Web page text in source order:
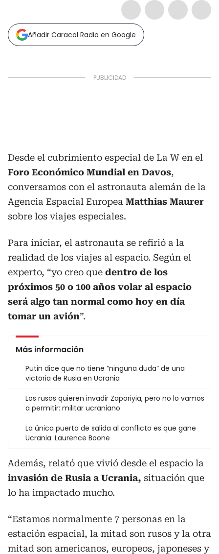
Añadir Caracol Radio en Google
Desde el cubrimiento especial de La W en el
Foro Económico Mundial en Davos,
conversamos con el astronauta alemán de la
Agencia Espacial Europea Matthias Maurer
sobre los viajes especiales.
Para iniciar, el astronauta se refirió a la
realidad de los viajes al espacio. Según el
experto, “yo creo que dentro de los
próximos 50 o 100 años volar al espacio
será algo tan normal como hoy en día
tomar un avión”.
Más información
Putin dice que no tiene “ninguna duda” de una
victoria de Rusia en Ucrania
Los rusos quieren invadir Zaporiyia, pero no lo vamos
a permitir: militar ucraniano
La única puerta de salida al conflicto es que gane
Ucrania: Laurence Boone
Además, relató que vivió desde el espacio la
invasión de Rusia a Ucrania, situación que
lo ha impactado mucho.
“Estamos normalmente 7 personas en la
estación espacial, la mitad son rusos y la otra
mitad son americanos, europeos, japoneses y